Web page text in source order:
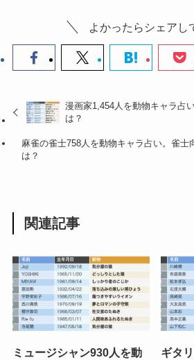
よかったらシェアし
漫画家1,454人を動物キャラ占
は？
麻雀の雀士758人を動物キャラ占い。雀士
は？
関連記事
ミュージシャン930人を動
ギタ